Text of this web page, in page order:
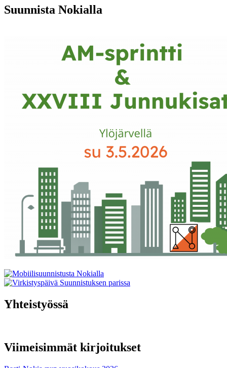
Suunnista Nokialla
Yhteistyössä
Viimeisimmät kirjoitukset